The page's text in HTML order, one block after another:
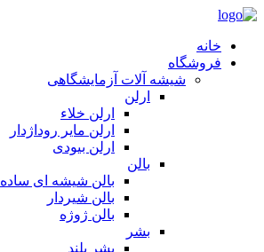
خانه
فروشگاه
شیشه آلات آزمایشگاهی
ارلن
ارلن خلاء
ارلن مایر روداژدار
ارلن بیودی
بالن
بالن شیشه ای ساده
بالن شیردار
بالن ژوژه
بشر
بشر بلند